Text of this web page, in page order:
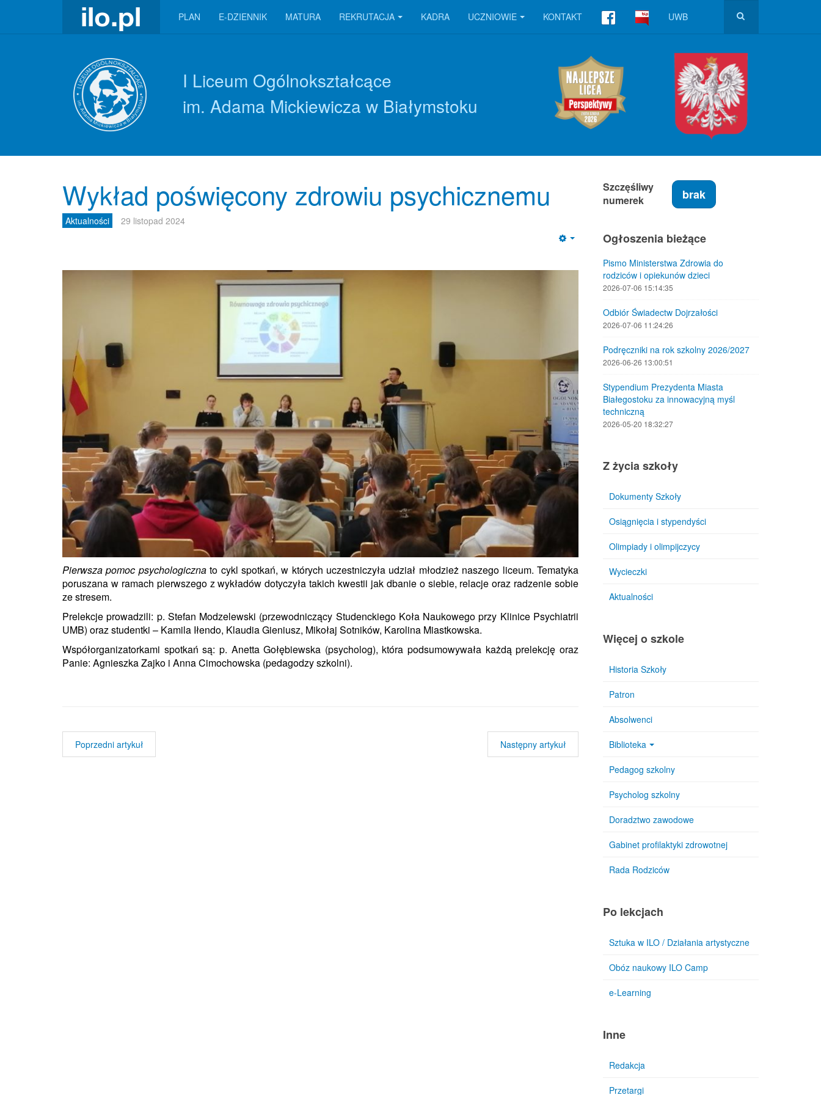
PLAN E-DZIENNIK MATURA REKRUTACJA KADRA UCZNIOWIE KONTAKT UWB
I Liceum Ogólnokształcące
im. Adama Mickiewicza w Białymstoku
Wykład poświęcony zdrowiu psychicznemu
Aktualności 29 listopad 2024
Pierwsza pomoc psychologicznato cykl spotkań, w których uczestniczyła udział młodzież naszego liceum. Tematyka
poruszana w ramach pierwszego z wykładów dotyczyła takich kwestii jak dbanie o siebie, relacje oraz radzenie sobie
ze stresem.
Prelekcje prowadzili: p. Stefan Modzelewski (przewodniczący Studenckiego Koła Naukowego przy Klinice Psychiatrii
UMB) oraz studentki – Kamila Iłendo, Klaudia Gieniusz, Mikołaj Sotników, Karolina Miastkowska.
Współorganizatorkami spotkań są: p. Anetta Gołębiewska (psycholog), która podsumowywała każdą prelekcję oraz
Panie: Agnieszka Zajko i Anna Cimochowska (pedagodzy szkolni).
Poprzedni artykuł Następny artykuł
Szczęśliwy
numerek
brak
Ogłoszenia bieżące
Pismo Ministerstwa Zdrowia do
rodziców i opiekunów dzieci
2026-07-06 15:14:35
Odbiór Świadectw Dojrzałości
2026-07-06 11:24:26
Podręczniki na rok szkolny 2026/2027
2026-06-26 13:00:51
Stypendium Prezydenta Miasta
Białegostoku za innowacyjną myśl
techniczną
2026-05-20 18:32:27
Z życia szkoły
Dokumenty Szkoły
Osiągnięcia i stypendyści
Olimpiady i olimpijczycy
Wycieczki
Aktualności
Więcej o szkole
Historia Szkoły
Patron
Absolwenci
Biblioteka
Pedagog szkolny
Psycholog szkolny
Doradztwo zawodowe
Gabinet profilaktyki zdrowotnej
Rada Rodziców
Po lekcjach
Sztuka w ILO / Działania artystyczne
Obóz naukowy ILO Camp
e-Learning
Inne
Redakcja
Przetargi